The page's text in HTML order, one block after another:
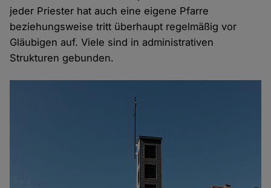
jeder Priester hat auch eine eigene Pfarre
beziehungsweise tritt überhaupt regelmäßig vor
Gläubigen auf. Viele sind in administrativen
Strukturen gebunden.